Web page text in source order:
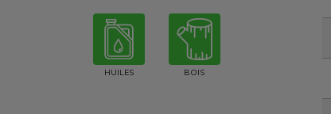
HUILES BOIS